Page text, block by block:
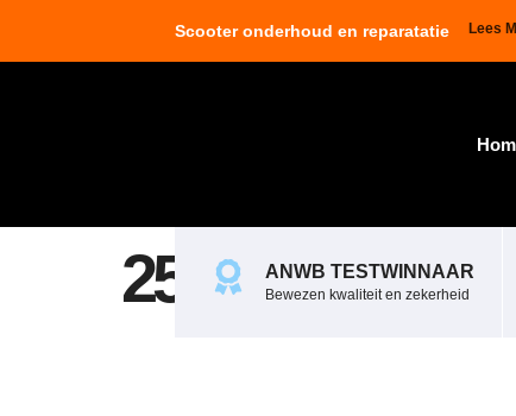
Scooter onderhoud en reparatatie Lees
ANWB TESTWINNAAR
Bewezen kwaliteit en zekerheid
256205